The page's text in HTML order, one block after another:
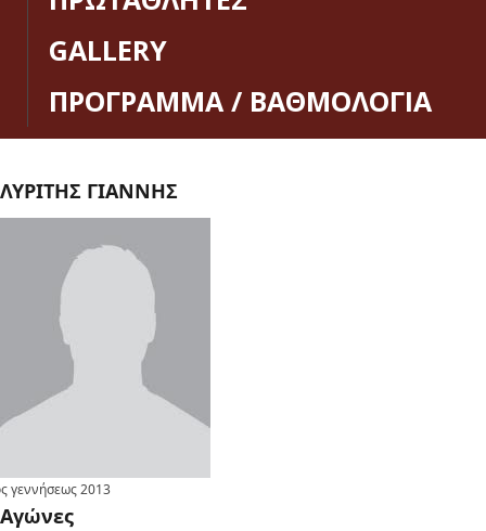
GALLERY
ΠΡΟΓΡΑΜΜΑ / ΒΑΘΜΟΛΟΓΙΑ
ΛΥΡΙΤΗΣ ΓΙΑΝΝΗΣ
γεννήσεως2013
Αγώνες